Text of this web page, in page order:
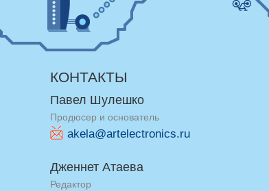
КОНТАКТЫ
Павел Шулешко
Продюсер и основатель
akela@artelectronics.ru
Дженнет Атаева
Редактор